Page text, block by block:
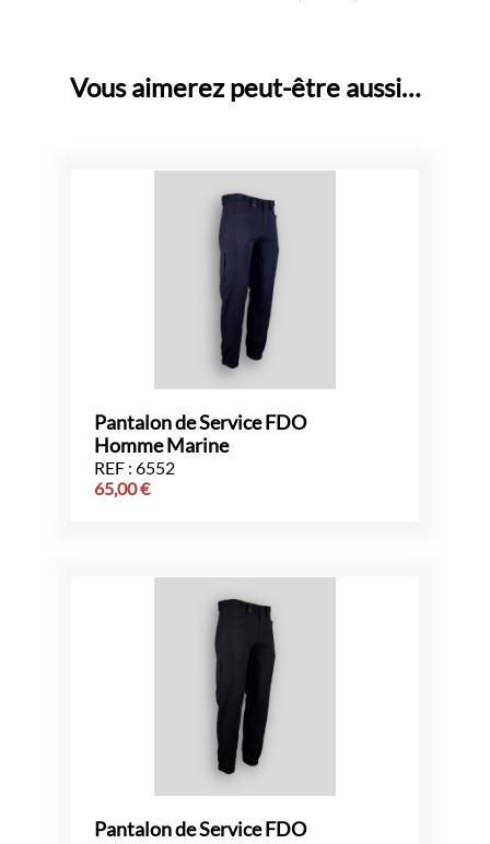
Vous aimerez peut-être aussi…
Pantalon de Service FDO
Homme Marine
REF : 6552
65,00€
Pantalon de Service FDO